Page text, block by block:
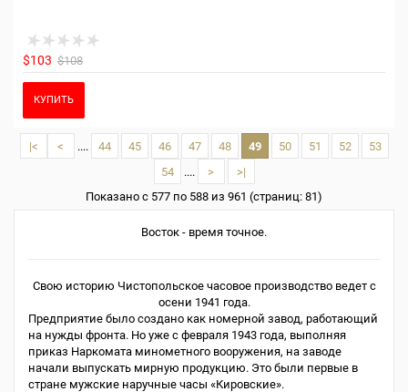
$103 $108
КУПИТЬ
|< < .... 44 45 46 47 48 49 50 51 52
53
54
.... >
>|
Показано с 577 по 588 из 961 (страниц: 81)
Восток - время точное.
Свою историю Чистопольское часовое производство ведет с
осени 1941 года.
Предприятие было создано как номерной завод, работающий
на нужды фронта. Но уже с февраля 1943 года, выполняя
приказ Наркомата минометного вооружения, на заводе
начали выпускать мирную продукцию. Это были первые в
стране мужские наручные часы «Кировские».